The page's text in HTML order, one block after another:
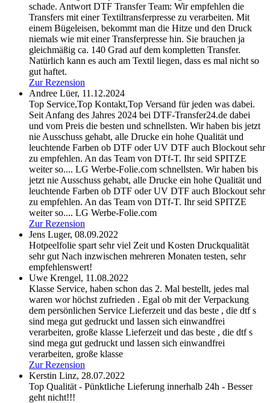
schade. Antwort DTF Transfer Team: Wir empfehlen die
Transfers mit einer Textiltransferpresse zu verarbeiten. Mit
einem Bügeleisen, bekommt man die Hitze und den Druck
niemals wie mit einer Transferpresse hin. Sie brauchen ja
gleichmäßig ca. 140 Grad auf dem kompletten Transfer.
Natürlich kann es auch am Textil liegen, dass es mal nicht so
gut haftet.
Zur Rezension
Andree Lüer, 11.12.2024
Top Service,Top Kontakt,Top Versand für jeden was dabei.
Seit Anfang des Jahres 2024 bei DTF-Transfer24.de dabei
und vom Preis die besten und schnellsten. Wir haben bis jetzt
nie Ausschuss gehabt, alle Drucke ein hohe Qualität und
leuchtende Farben ob DTF oder UV DTF auch Blockout sehr
zu empfehlen. An das Team von DTf-T. Ihr seid SPITZE
weiter so.... LG Werbe-Folie.com schnellsten. Wir haben bis
jetzt nie Ausschuss gehabt, alle Drucke ein hohe Qualität und
leuchtende Farben ob DTF oder UV DTF auch Blockout sehr
zu empfehlen. An das Team von DTf-T. Ihr seid SPITZE
weiter so.... LG Werbe-Folie.com
Zur Rezension
Jens Luger, 08.09.2022
Hotpeelfolie spart sehr viel Zeit und Kosten Druckqualität
sehr gut Nach inzwischen mehreren Monaten testen, sehr
empfehlenswert!
Uwe Krengel, 11.08.2022
Klasse Service, haben schon das 2. Mal bestellt, jedes mal
waren wor höchst zufrieden . Egal ob mit der Verpackung
dem persönlichen Service Lieferzeit und das beste , die dtf s
sind mega gut gedruckt und lassen sich einwandfrei
verarbeiten, große klasse Lieferzeit und das beste , die dtf s
sind mega gut gedruckt und lassen sich einwandfrei
verarbeiten, große klasse
Zur Rezension
Kerstin Linz, 28.07.2022
Top Qualität - Pünktliche Lieferung innerhalb 24h - Besser
geht nicht!!!